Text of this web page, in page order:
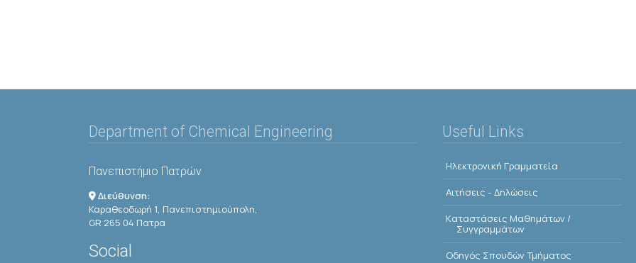
Department of Chemical Engineering
Πανεπιστήμιο Πατρών
Διεύθυνση:
Καραθεοδωρή 1, Πανεπιστημιούπολη,
GR 265 04 Πατρα
Social
Useful Links
Ηλεκτρονική Γραμματεία
Αιτήσεις - Δηλώσεις
Kαταστάσεις Μαθημάτων /
Συγγραμμάτων
Οδηγός Σπουδών Τμήματος